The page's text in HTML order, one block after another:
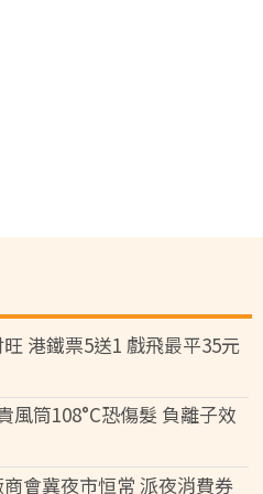
港鐵票5送1 戲飛最平35元
風筒108°C恐傷髮 負離子效
會冀夜市恒常 派夜消費券